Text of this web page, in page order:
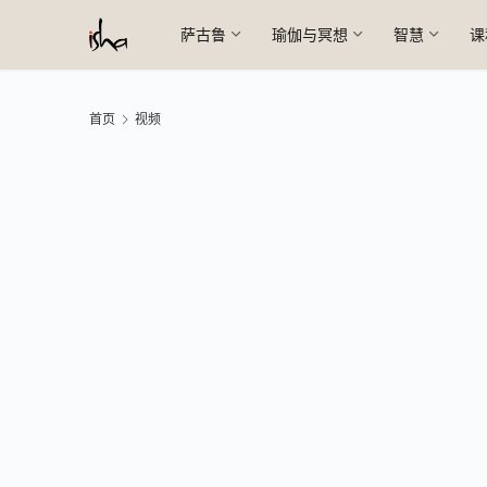
萨古鲁 瑜伽与冥想 智慧
首页 视频